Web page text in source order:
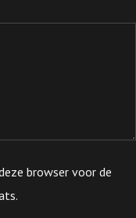
browser voor de